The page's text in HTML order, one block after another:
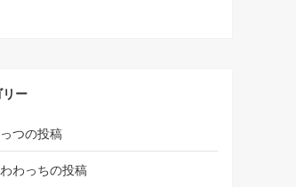
ー
つの投稿
わっちの投稿